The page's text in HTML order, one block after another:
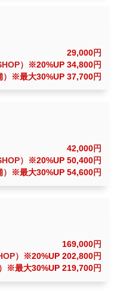
29,000円
）
※20%UP 34,800円
※最大30%UP 37,700円
42,000円
）
※20%UP 50,400円
※最大30%UP 54,600円
169,000円
）
※20%UP 202,800円
※最大30%UP 219,700円